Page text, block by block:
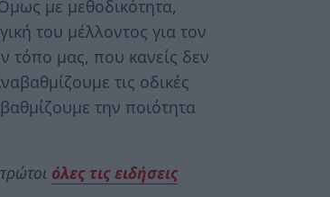
με μεθοδικότητα,
του μέλλοντος για τον
τόπο μας, που κανείς δεν
τις οδικές
την ποιότητα
όλες τις ειδήσεις